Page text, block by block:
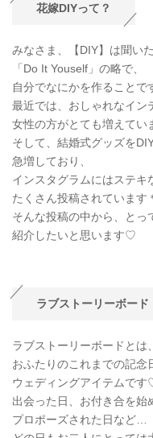
花嫁DIYって？
みなさま、【DIY】は聞い
「Do It Youself」の略で、
自分でなにかを作ることで
最近では、おしゃれなイン
女性の方がとても増えてい
そして、結婚式グッズを
急増しており、
インスタグラムにはステキ
たくさん投稿されています
そんな投稿の中から、とっ
紹介したいと思います♡
ラブストーリーボード
ラブストーリーボードとは、
おふたりのこれまでの記念
ウェディングアイテムで
出会った日、お付き合を始
プロポーズされた日など…